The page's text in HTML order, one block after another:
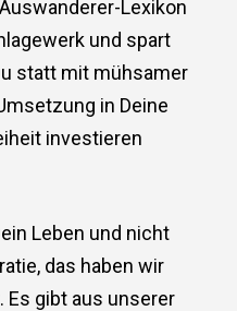
Lexikon
und spart
statt mit mühsamer
in Deine
investieren
Leben und nicht
das haben wir
Es gibt aus unserer